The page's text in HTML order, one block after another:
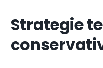
Strategie